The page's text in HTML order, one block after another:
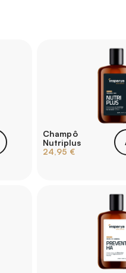
Champô
Nutriplus
24,95 €